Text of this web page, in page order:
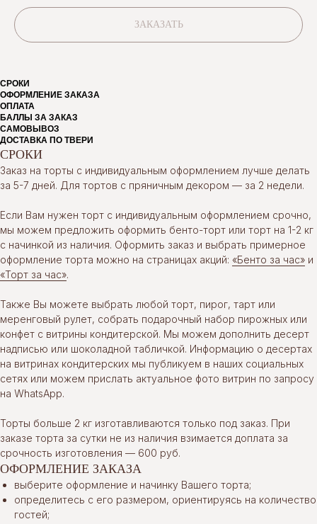
ЗАКАЗАТЬ
СРОКИ
ОФОРМЛЕНИЕ ЗАКАЗА
ОПЛАТА
БАЛЛЫ ЗА ЗАКАЗ
САМОВЫВОЗ
ДОСТАВКА ПО ТВЕРИ
СРОКИ
Заказ на торты с индивидуальным оформлением лучше делать
за 5-7 дней. Для тортов с пряничным декором — за 2 недели.
Если Вам нужен торт с индивидуальным оформлением срочно,
мы можем предложить оформить бенто-торт или торт на 1-2 кг
с начинкой из наличия. Оформить заказ и выбрать примерное
оформление торта можно на страницах акций: «Бенто за час» и
«Торт за час».
Также Вы можете выбрать любой торт, пирог, тарт или
меренговый рулет, собрать подарочный набор пирожных или
конфет с витрины кондитерской. Мы можем дополнить десерт
надписью или шоколадной табличкой. Информацию о десертах
на витринах кондитерских мы публикуем в наших социальных
сетях или можем прислать актуальное фото витрин по запросу
на WhatsApp.
Торты больше 2 кг изготавливаются только под заказ. При
заказе торта за сутки не из наличия взимается доплата за
срочность изготовления — 600 руб.
ОФОРМЛЕНИЕ ЗАКАЗА
выберите оформление и начинку Вашего торта;
определитесь с его размером, ориентируясь на количество
гостей;